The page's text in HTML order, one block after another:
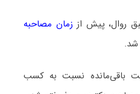
روال، پیش از زمان مصاحبه
شد.
باقی‌مانده نسبت به کسب